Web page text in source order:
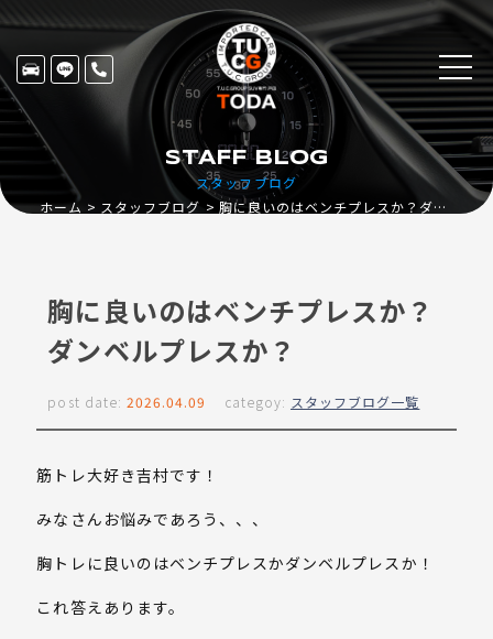
スタッフブログ
STAFF BLOG
ホーム スタッフブログ 胸に良いのはベンチプレスか？ダンベルプレスか？
胸に良いのはベンチプレスか？
ダンベルプレスか？
post date: 2026.04.09 categoy: スタッフブログ一覧
筋トレ大好き吉村です！
みなさんお悩みであろう、、、
胸トレに良いのはベンチプレスかダンベルプレスか！
これ答えあります。